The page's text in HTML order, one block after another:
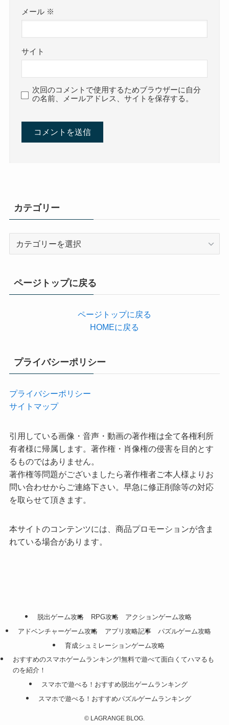
メール ※
サイト
次回のコメントで使用するためブラウザーに自分
の名前、メールアドレス、サイトを保存する。
カテゴリー
ページトップに戻る
ページトップに戻る
HOMEに戻る
プライバシーポリシー
プライバシーポリシー
サイトマップ
引用している画像・音声・動画の著作権は全て各権利所
有者様に帰属します。著作権・肖像権の侵害を目的とす
るものではありません。
著作権等問題がございましたら著作権者ご本人様よりお
問い合わせからご連絡下さい。早急に修正削除等の対応
を取らせて頂きます。
本サイトのコンテンツには、商品プロモーションが含ま
れている場合があります。
脱出ゲーム攻略 RPG攻略
アクションゲーム攻略
アドベンチャーゲーム攻略
アプリ攻略記事
パズルゲーム攻略
育成シュミレーションゲーム攻略
おすすめのスマホゲームランキング!無料で遊べて面白くてハマるも
のを紹介！
スマホで遊べる！おすすめ脱出ゲームランキング
スマホで遊べる！おすすめパズルゲームランキング
© LAGRANGE BLOG.